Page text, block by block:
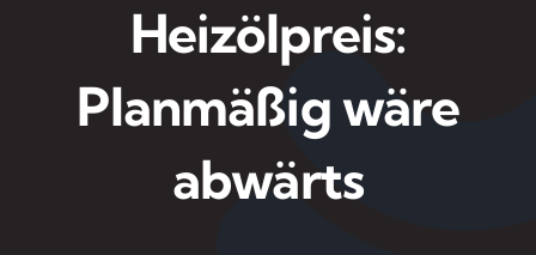
Heizölpreis:
Planmäßig wäre
abwärts